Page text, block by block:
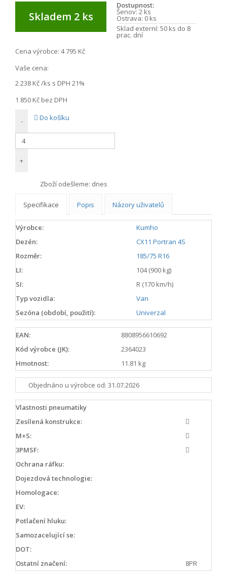
Skladem 2 ks
Dostupnost:
Šenov: 2 ks
Ostrava: 0 ks
Sklad externí: 50 ks do 8
prac. dní
Cena výrobce: 4 795 Kč
Vaše cena:
2 238 Kč/ks s DPH 21%
1 850 Kč bez DPH
-
+
Do košíku
Zboží odešleme: dnes
Specifikace Popis Názory uživatelů
Výrobce:
Kumho
Dezén:
CX11 Portran 4S
Rozměr:
185/75 R16
LI:
104 (900 kg)
SI:
R (170 km/h)
Typ vozidla:
Van
Sezóna (období, použití):
Univerzal
EAN:
8808956610692
Kód výrobce (JK):
2364023
Hmotnost:
11.81 kg
Objednáno u výrobce od: 31.07.2026
Vlastnosti pneumatiky
Zesílená konstrukce:
M+S:
3PMSF:
Ochrana ráfku:
Dojezdová technologie:
Homologace:
EV:
Potlačení hluku:
Samozacelující se:
DOT:
Ostatní značení:
8PR